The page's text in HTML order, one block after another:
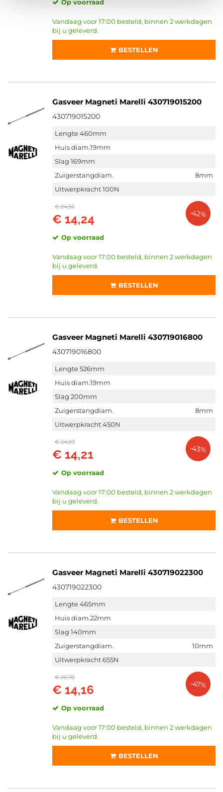
Op voorraad
Vandaag voor 17:00 besteld, binnen 2 werkdagen
bij u geleverd.
BESTELLEN
Gasveer Magneti Marelli 430719015200
430719015200
Lengte 460mm
Huis diam.19mm
Slag 169mm
Zuigerstangdiam.
8mm
Uitwerpkracht 100N
€ 24,56
€ 14,24 -42%
Op voorraad
Vandaag voor 17:00 besteld, binnen 2 werkdagen
bij u geleverd.
BESTELLEN
Gasveer Magneti Marelli 430719016800
430719016800
Lengte 526mm
Huis diam.19mm
Slag 200mm
Zuigerstangdiam.
8mm
Uitwerpkracht 450N
€ 24,93
€ 14,21 -43%
Op voorraad
Vandaag voor 17:00 besteld, binnen 2 werkdagen
bij u geleverd.
BESTELLEN
Gasveer Magneti Marelli 430719022300
430719022300
Lengte 465mm
Huis diam.22mm
Slag 140mm
Zuigerstangdiam.
10mm
Uitwerpkracht 655N
€ 26,70
€ 14,16 -47%
Op voorraad
Vandaag voor 17:00 besteld, binnen 2 werkdagen
bij u geleverd.
BESTELLEN